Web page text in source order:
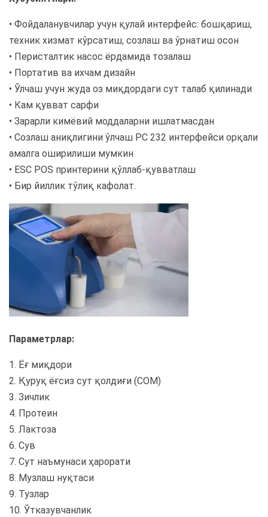
• Фойдаланувчилар учун қулай интерфейс: бошқариш,
техник хизмат кўрсатиш, созлаш ва ўрнатиш осон
• Перисталтик насос ёрдамида тозалаш
• Портатив ва ихчам дизайн
• Ўлчаш учун жуда оз миқдордаги сут талаб қилинади
• Кам қувват сарфи
• Зарарли кимёвий моддаларни ишлатмасдан
• Созлаш аниқлигини ўлчаш РС 232 интерфейси орқали
амалга оширилиши мумкин
• ESC POS принтерини қўллаб-қувватлаш
• Бир йиллик тўлиқ кафолат.
Параметрлар:
1. Ёғ миқдори
2. Қуруқ ёғсиз сут қолдиғи (СОМ)
3. Зичлик
4. Протеин
5. Лактоза
6. Сув
7. Сут наъмунаси ҳарорати
8. Музлаш нуқтаси
9. Тузлар
10. Ўтказувчанлик